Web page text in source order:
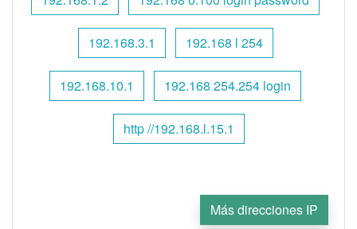
192.168.3.1 192.168 l 254
192.168.10.1 192.168 254.254 login
http //192.168.l.15.1
Más direcciones IP